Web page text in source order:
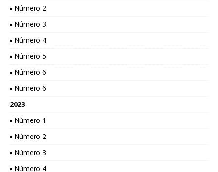
▪ Número 2
▪ Número 3
▪ Número 4
▪ Número 5
▪ Número 6
▪ Número 6
2023
▪ Número 1
▪ Número 2
▪ Número 3
▪ Número 4